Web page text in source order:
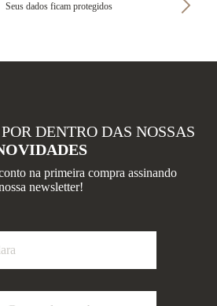
Seus dados ficam protegidos
DENTRO DAS NOSSAS
na primeira compra assinando
newsletter!